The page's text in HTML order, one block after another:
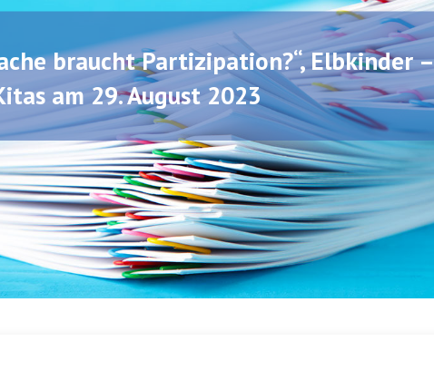
braucht Partizipation?“, Elbkinder –
am 29. August 2023